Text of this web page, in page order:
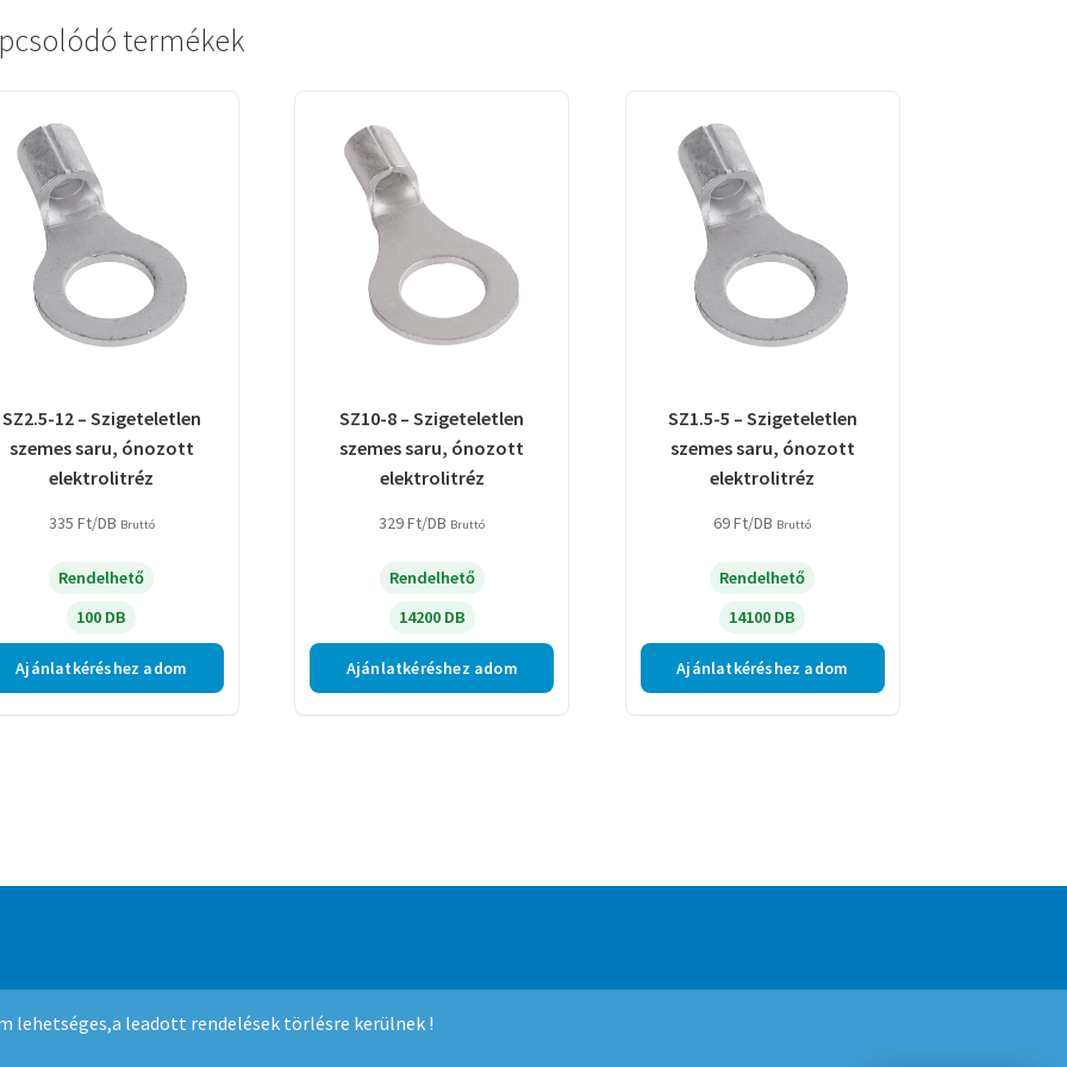
lehetséges,a leadott rendelések törlésre kerülnek !
termékek
SZ2.5-12 – Szigeteletlen
szemes saru, ónozott
elektrolitréz
335 Ft/DB Bruttó
Rendelhető
100 DB
Ajánlatkéréshez adom
SZ10-8 – Szigeteletlen
szemes saru, ónozott
elektrolitréz
329Ft/DB Bruttó
Rendelhető
14200 DB
Ajánlatkéréshez adom
SZ1.5-5 – Szigeteletlen
szemes saru, ónozott
elektrolitréz
69Ft/DB Bruttó
Rendelhető
14100 DB
Ajánlatkéréshez adom